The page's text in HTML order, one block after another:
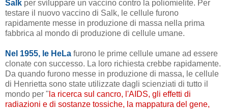
Salk per sviluppare un vaccino contro la poliomielite. Per
testare il nuovo vaccino di Salk, le cellule furono
rapidamente messe in produzione di massa nella prima
fabbrica al mondo di produzione di cellule umane.
Nel 1955, le HeLa furono le prime cellule umane ad essere
clonate con successo. La loro richiesta crebbe rapidamente.
Da quando furono messe in produzione di massa, le cellule
di Henrietta sono state utilizzate dagli scienziati di tutto il
mondo per " la ricerca sul cancro, l'AIDS, gli effetti di
radiazioni e di sostanze tossiche, la mappatura del gene,